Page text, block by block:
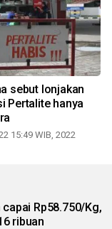
Pertalite hanya
15:49 WIB, 2022
Rp58.750/Kg,
ribuan